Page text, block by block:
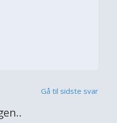
Gå til sidste svar